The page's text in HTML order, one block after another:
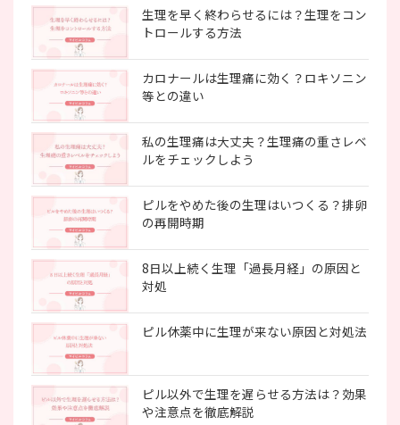
生理を早く終わらせるには？生理をコン
トロールする方法
カロナールは生理痛に効く？ロキソニン
等との違い
私の生理痛は大丈夫？生理痛の重さレベ
ルをチェックしよう
ピルをやめた後の生理はいつくる？排卵
の再開時期
8日以上続く生理「過長月経」の原因と
対処
ピル休薬中に生理が来ない原因と対処法
ピル以外で生理を遅らせる方法は？効果
や注意点を徹底解説